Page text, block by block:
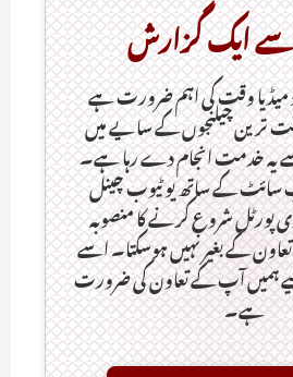
سے ایک گزارش
وقت کی اہم ضرورت ہےـ
ترین چیلنجوں کے سایے میں
یہ خدمت انجام دے رہا ہے۔
سائٹ کے ساتھ یو ٹیوب چینل
پورٹل شروع کرنے کا منصوبہ
کے بغیر نہیں ہوسکتا۔ اسے
ہمیں آپ کے تعاون کی ضرورت
ہے۔